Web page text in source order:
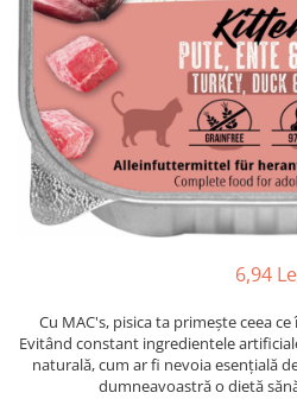
6,94
Cu MAC's, pisica ta primește ceea
Evitând constant ingredientele
naturală, cum ar fi nevoia esențială
dumneavoastră o dietă